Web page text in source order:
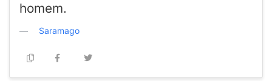
homem.
Saramago